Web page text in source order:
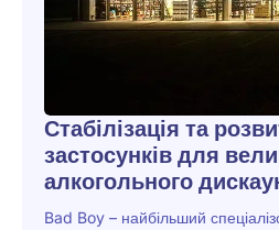
Стабілізація та
застосунків для
алкогольного
Bad Boy – найбільший